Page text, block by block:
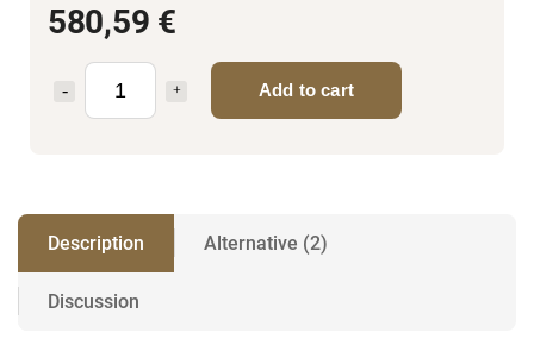
580,59 €
Add to cart
Description Alternative (2)
Discussion